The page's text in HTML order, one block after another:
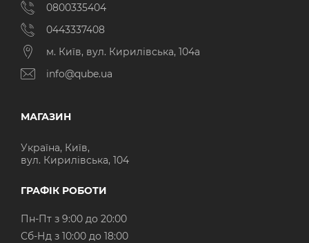
0800335404
0443337408
м. Київ, вул. Кирилівська, 104а
info@qube.ua
МАГАЗИН
Україна, Київ,
вул. Кирилівська, 104
ГРАФІК РОБОТИ
Пн-Пт з 9:00 до 20:00
Cб-Нд з 10:00 до 18:00